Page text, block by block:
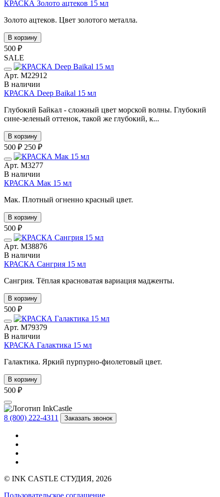
КРАСКА Золото ацтеков 15 мл
Золото ацтеков. Цвет золотого металла.
В корзину
500 ₽
SALE
Арт. М22912
В наличии
КРАСКА Deep Baikal 15 мл
Глубокий Байкал - сложный цвет морской волны. Глубокий
сине-зеленый оттенок, такой же глубокий, к...
В корзину
500 ₽ 250 ₽
Арт. М3277
В наличии
КРАСКА Мак 15 мл
Мак. Плотный огненно красный цвет.
В корзину
500 ₽
Арт. М38876
В наличии
КРАСКА Сангрия 15 мл
Сангрия. Тёплая красноватая вариация мадженты.
В корзину
500 ₽
Арт. М79379
В наличии
КРАСКА Галактика 15 мл
Галактика. Яркий пурпурно-фиолетовый цвет.
В корзину
500 ₽
8 (800) 222-4311 Заказать звонок
© INK CASTLE СТУДИЯ, 2026
Пользовательское соглашение